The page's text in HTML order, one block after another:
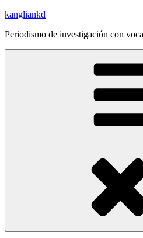
Saltar
contenido
kangliankd
Periodismo de investigación con